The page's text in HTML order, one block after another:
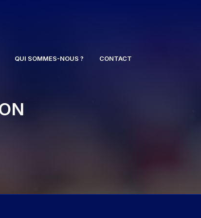
QUI SOMMES-NOUS ? CONTACT